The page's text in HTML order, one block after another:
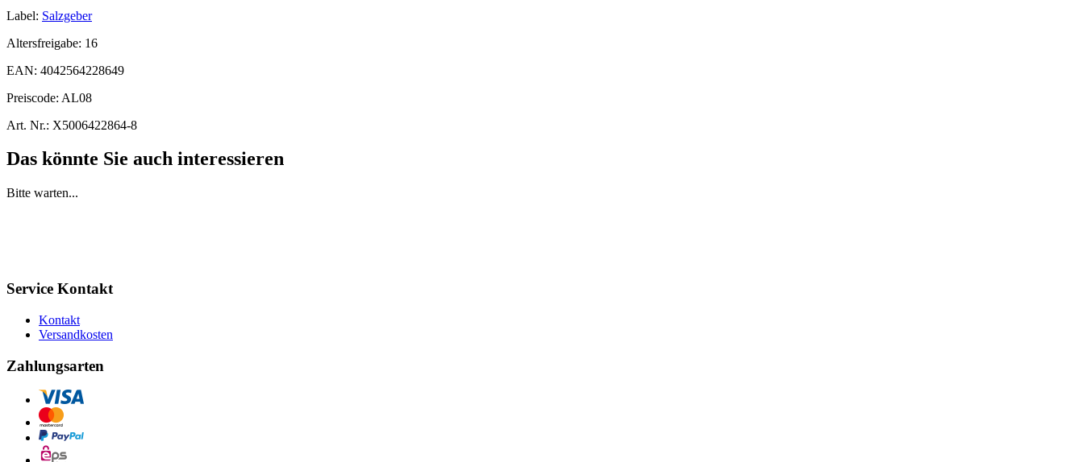
Label: Salzgeber
Altersfreigabe: 16
EAN: 4042564228649
Preiscode: AL08
Art. Nr.: X5006422864-8
Das könnte Sie auch interessieren
Bitte warten...
Service Kontakt
Kontakt
Versandkosten
Zahlungsarten